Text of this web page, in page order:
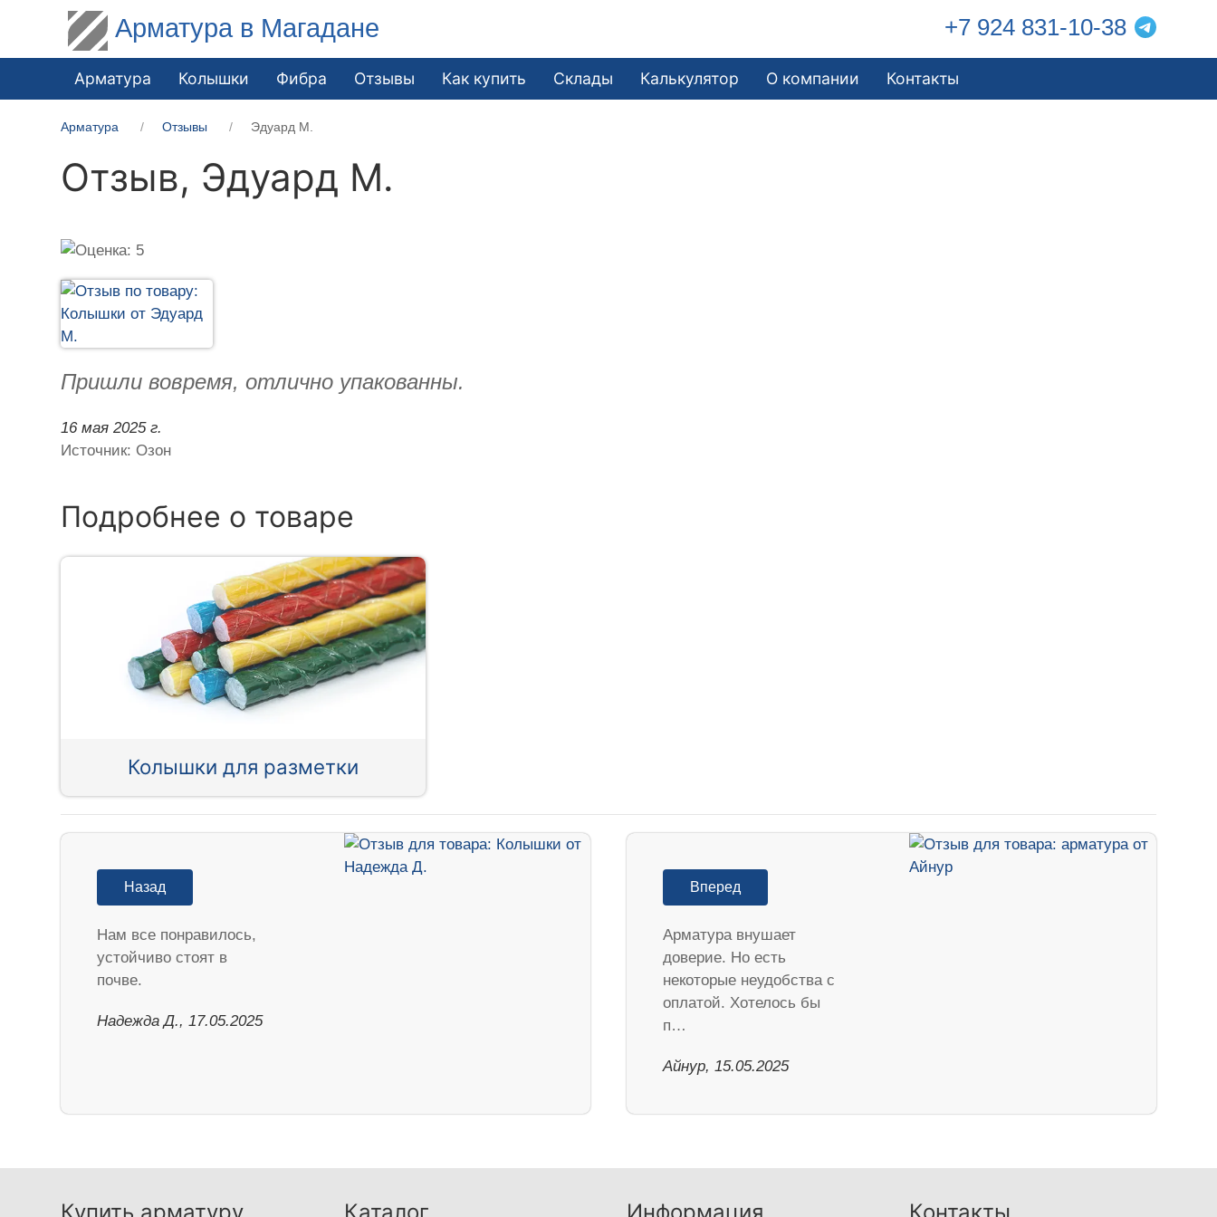
Арматура в Магадане +7 924 831-10-38
Арматура Колышки Фибра Отзывы Как купить Склады Калькулятор О компании Контакты
Арматура Отзывы Эдуард М.
Отзыв, Эдуард М.
Пришли вовремя, отлично упакованны.
16 мая 2025 г.
Источник: Озон
Подробнее о товаре
Колышки для разметки
Назад
Нам все понравилось,
устойчиво стоят в
почве.
Надежда Д., 17.05.2025
Вперед
Арматура внушает
доверие. Но есть
некоторые неудобства с
оплатой. Хотелось бы
п…
Айнур, 15.05.2025
Купить арматуру Каталог Информация Контакты